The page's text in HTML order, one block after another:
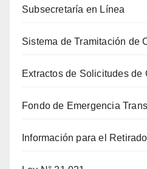
Subsecretaría en Línea
Sistema de Tramitación de
Extractos de Solicitudes
Fondo de Emergencia
Información para el